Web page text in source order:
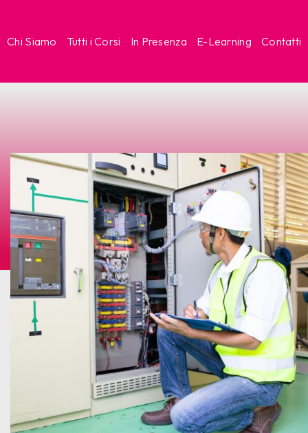
Chi Siamo Tutti i Corsi In Presenza E-Learning Contatti